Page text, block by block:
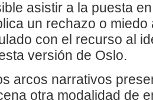
asistir a la puesta
un rechazo o miedo
con el recurso al
versión de Oslo.
arcos narrativos
otra modalidad de